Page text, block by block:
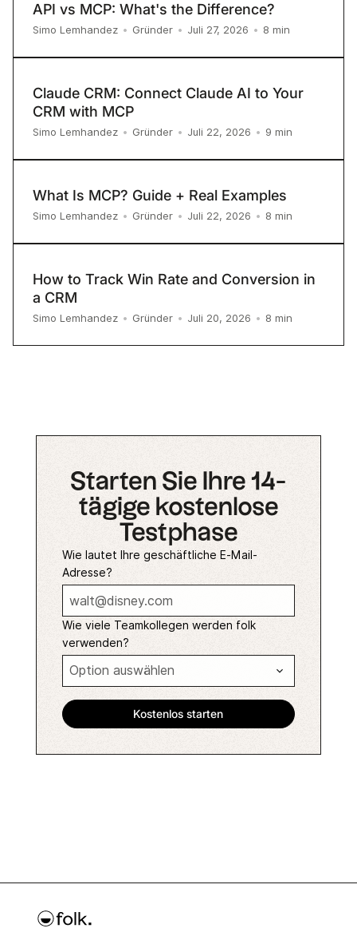
API vs MCP: What's the Difference?
Simo Lemhandez • Gründer • Juli 27, 2026 • 8 min
Claude CRM: Connect Claude AI to Your
CRM with MCP
Simo Lemhandez • Gründer • Juli 22, 2026 • 9 min
What Is MCP? Guide + Real Examples
Simo Lemhandez • Gründer • Juli 22, 2026 • 8 min
How to Track Win Rate and Conversion in
a CRM
Simo Lemhandez • Gründer • Juli 20, 2026 • 8 min
Starten Sie Ihre 14-
tägige kostenlose
Testphase
Wie lautet Ihre geschäftliche E-Mail-
Adresse?
Wie viele Teamkollegen werden folk
verwenden?